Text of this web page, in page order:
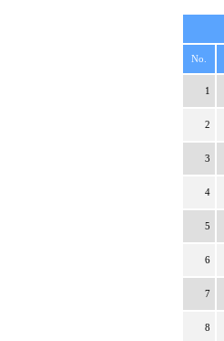
No.
1
2
3
4
5
6
7
8